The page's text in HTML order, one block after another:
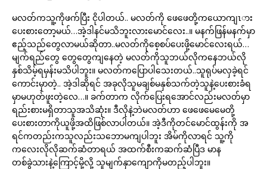
မလတ်ကသူ့ကိုဖက်ပြီး ငိုပါတယ်.. မလတ်ကို ဖေဖေတို့ကယောကျၤား
ပေးစားတော့မယ်…အဲ့ဒါနင်မသိဘူးလားမောင်လေး..။ မနက်ဖြန်မနက်မှာ
ဧည့်သည်တွေလာမယ်ဆိုတာ..မလတ်ကိုစေ့စပ်ပေးဖို့မောင်လေးရယ်…
မျက်ရည်တွေ တွေတွေကျနေတဲ့ မလတ်ကိုသူဘယ်လိုကနေဘယ်လို
နှစ်သိမ့်ရမှန်းမသိပါဘူး။ မလတ်ကပြောပါသေးတယ်..သူရုပ်မလှခဲ့ရင်
ကောင်းမှာတဲ့.. အဲ့ဒါဆိုရင် အခုလိုသူမချစ်မနှစ်သက်တဲ့သူနဲ့ပေးစားခံရ
မှာမဟုတ်ဖူးတဲ့လေ…။ ခက်တာက လိုက်ပြေးရအောင်လည်းမလတ်မှာ
ရည်းစားမရှိတာသူအသိဆုံး။ ဒီလိုနဲ့ဘဲမလတ်ဟာ ဖေဖေမေမေတို့
ပေးစားတာကိုယူဖို့အထိဖြစ်လာပါတယ်။ အဲ့ဒီကိုတင်မောင်ထွန်းကို အ
ရင်ကတည်းကသူလည်းသဘောမကျပါဘူး အိမ်ကိုလာရင် သူ့ကို
ကလေးလိုလိုဆက်ဆံတာရယ် အထက်စီးကဆက်ဆံပြီဒ မာန
တစ်ခွဲသားနဲ့ကြောင့်မို့လို့ သူမျက်နှာကျောကိုမတည့်ပါဘူး။